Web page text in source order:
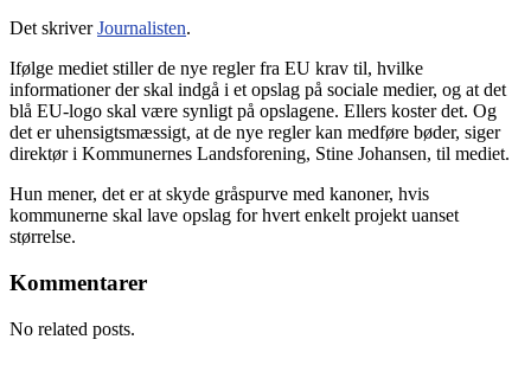
Det skriverJournalisten.
Ifølge mediet stiller de nye regler fra EU krav til, hvilke
informationer der skal indgå i et opslag på sociale medier, og at det
blå EU-logo skal være synligt på opslagene. Ellers koster det. Og
det er uhensigtsmæssigt, at de nye regler kan medføre bøder, siger
direktør i Kommunernes Landsforening, Stine Johansen, til mediet.
Hun mener, det er at skyde gråspurve med kanoner, hvis
kommunerne skal lave opslag for hvert enkelt projekt uanset
størrelse.
Kommentarer
No related posts.